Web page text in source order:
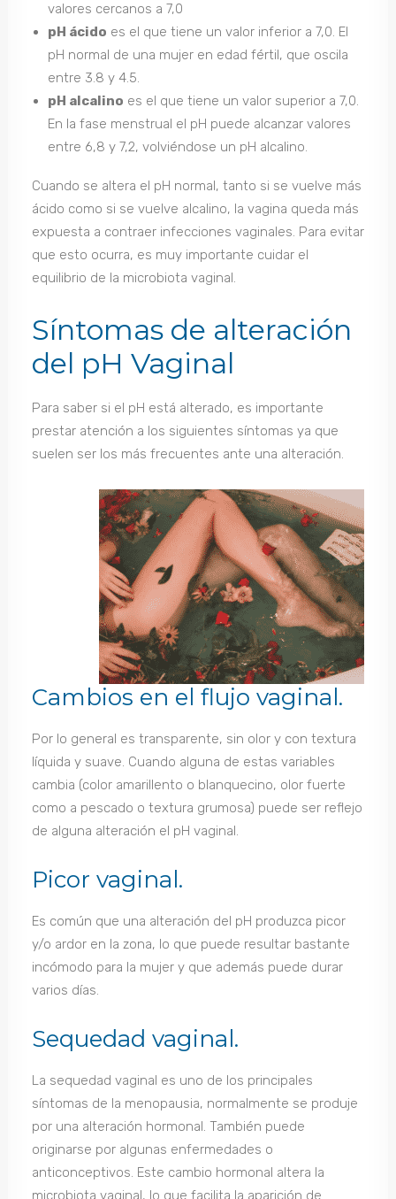
valores cercanos a 7,0
pH ácido es el que tiene un valor inferior a 7,0. El
pH normal de una mujer en edad fértil, que oscila
entre 3.8 y 4.5.
pH alcalino es el que tiene un valor superior a 7,0.
En la fase menstrual el pH puede alcanzar valores
entre 6,8 y 7,2, volviéndose un pH alcalino.
Cuando se altera el pH normal, tanto si se vuelve más
ácido como si se vuelve alcalino, la vagina queda más
expuesta a contraer infecciones vaginales. Para evitar
que esto ocurra, es muy importante cuidar el
equilibrio de la microbiota vaginal.
Síntomas de alteración
del pH Vaginal
Para saber si el pH está alterado, es importante
prestar atención a los siguientes síntomas ya que
suelen ser los más frecuentes ante una alteración.
Cambios en el flujo vaginal.
Por lo general es transparente, sin olor y con textura
líquida y suave. Cuando alguna de estas variables
cambia (color amarillento o blanquecino, olor fuerte
como a pescado o textura grumosa) puede ser reflejo
de alguna alteración el pH vaginal.
Picor vaginal.
Es común que una alteración del pH produzca picor
y/o ardor en la zona, lo que puede resultar bastante
incómodo para la mujer y que además puede durar
varios días.
Sequedad vaginal.
La sequedad vaginal es uno de los principales
síntomas de la menopausia, normalmente se produje
por una alteración hormonal. También puede
originarse por algunas enfermedades o
anticonceptivos. Este cambio hormonal altera la
microbiota vaginal, lo que facilita la aparición de